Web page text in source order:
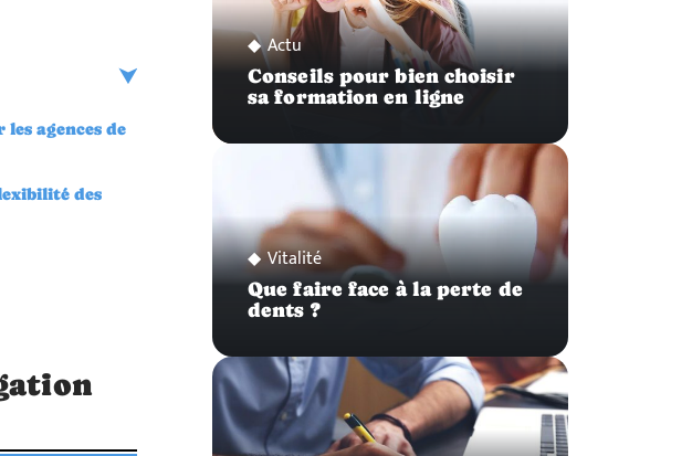
agences de
des
Actu
Conseils pour bien choisir
sa formation en ligne
Vitalité
Que faire face à la perte de
dents ?